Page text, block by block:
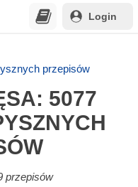
Login
przepisów
5077
przepisów